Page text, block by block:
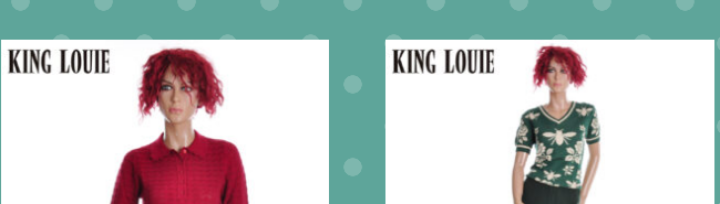
meerdere
variaties.
Deze
optie
kan
meerdere
variaties.
Deze
optie
kan